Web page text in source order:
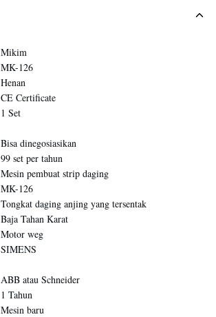
Mikim
MK-126
Henan
CE Certificate
1 Set
Bisa dinegosiasikan
99 set per tahun
Mesin pembuat strip daging
MK-126
Tongkat daging anjing yang tersentak
Baja Tahan Karat
Motor weg
SIMENS
ABB atau Schneider
1 Tahun
Mesin baru